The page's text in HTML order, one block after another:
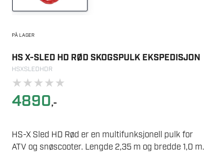
PÅ LAGER
HS X-SLED HD RØD SKOGSPULK EKSPEDISJON
HSXSLEDHDR
★★★★★
4890,-
HS-X Sled HD Rød er en multifunksjonell pulk for
ATV og snøscooter. Lengde 2,35 m og bredde 1,0 m.